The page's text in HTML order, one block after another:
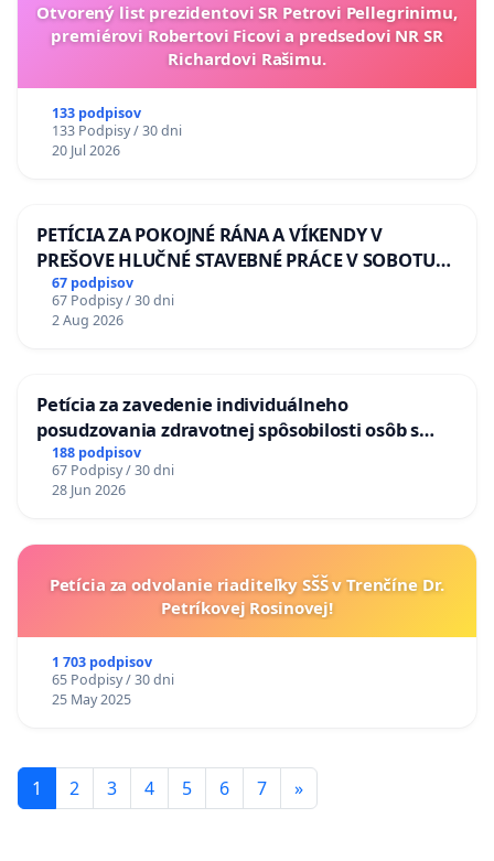
Otvorený list prezidentovi SR Petrovi Pellegrinimu,
premiérovi Robertovi Ficovi a predsedovi NR SR
Richardovi Rašimu.
133 podpisov
133 Podpisy / 30 dni
20 Jul 2026
PETÍCIA ZA POKOJNÉ RÁNA A VÍKENDY V
PREŠOVE HLUČNÉ STAVEBNÉ PRÁCE V SOBOTU
LEN OD 9.00 DO 13.00 HOD., CEZ PRACOVNÝ
TÝŽDEŇ CIEĽ 8.00 – 18.00 HOD. A PRAVIDELNÁ
KONTROLA STAVBY C-AREA NA
67 podpisov
67 Podpisy / 30 dni
2 Aug 2026
Petícia za zavedenie individuálneho
posudzovania zdravotnej spôsobilosti osôb s
diabetom 1. a 2. typu pri prijímaní do
Policajného zboru SR
188 podpisov
67 Podpisy / 30 dni
28 Jun 2026
Petícia za odvolanie riaditeľky SŠŠ v Trenčíne Dr.
Petríkovej Rosinovej!
1 703 podpisov
65 Podpisy / 30 dni
25 May 2025
1 2 3 4 5 6 7 »